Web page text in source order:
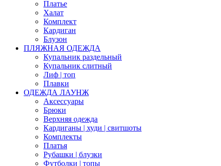
Платье
Халат
Комплект
Кардиган
Блузон
ПЛЯЖНАЯ ОДЕЖДА
Купальник раздельный
Купальник слитный
Лиф | топ
Плавки
ОДЕЖДА ЛАУНЖ
Аксессуары
Брюки
Верхняя одежда
Кардиганы | худи | свитшоты
Комплекты
Платья
Рубашки | блузки
Футболки | топы